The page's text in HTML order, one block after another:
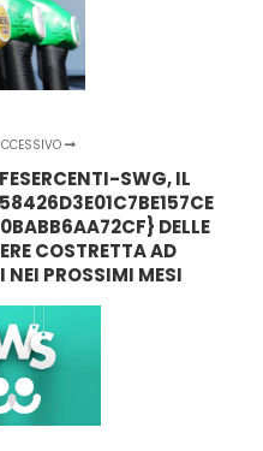
SWG, IL
DELLE
COSTRETTA AD
NEI PROSSIMI MESI